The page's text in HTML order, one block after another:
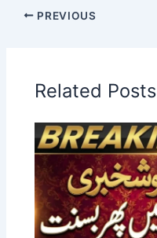
PREVIOUS
Related Posts